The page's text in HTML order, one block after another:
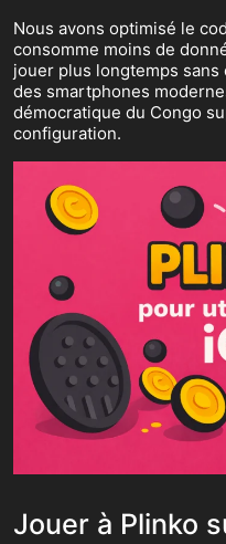
Nous avons optimisé le
consomme moins de
jouer plus longtemps
des smartphones
démocratique du Congo
configuration.
Jouer à Plinko